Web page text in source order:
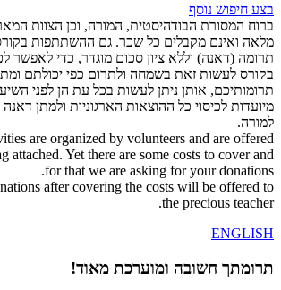
בצע חיפוש נוסף
ברוח המסורת הבודהיסטית, המורה, וכן הצוות
מלאה ואינם מקבלים כל שכר. גם ההשתתפות
תרומה (דאנה) וללא ציון סכום מוגדר, כדי לאפשר
בקורס לעשות זאת בשמחה ולתרום כפי יכולתם
תרומותיכם, אותן ניתן לעשות בכל עת הן לפני
מיועדות לכיסוי כל ההוצאות הארגוניות ולמתן
למורה.
are organized by volunteers and are offered
attached. Yet there are some costs to cover and
for that we are asking for your donations.
after covering the costs will be offered to
the precious teacher.
ENGLISH
תרומתך חשובה ומוערכת מאוד!